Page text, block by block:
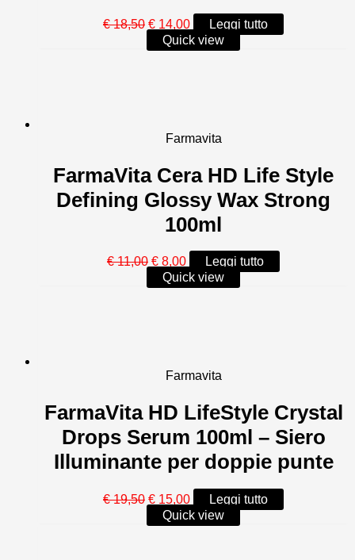
€18,50 Il
prezzo
originale
€ 14,00Il
prezzo
attuale
Leggi tutto
Quick view
Farmavita
FarmaVita Cera HD Life Style
Defining Glossy Wax Strong
100ml
€11,00 Il
prezzo
originale
€ 8,00Il
prezzo
attuale
Leggi tutto
Quick view
Farmavita
FarmaVita HD LifeStyle Crystal
Drops Serum 100ml – Siero
Illuminante per doppie punte
€19,50 Il
prezzo
originale
€ 15,00Il
prezzo
attuale
Leggi tutto
Quick view